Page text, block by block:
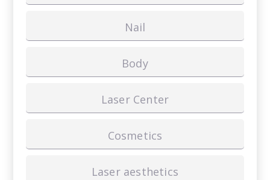
Nail
Body
Laser Center
Cosmetics
Laser aesthetics